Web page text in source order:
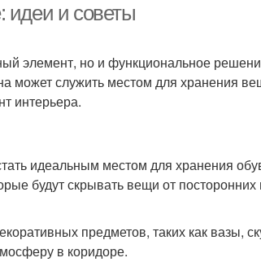
и советы
элемент, но и функциональное
может служить местом для хранения
интерьера.
идеальным местом для хранения
будут скрывать вещи от посторонних
предметов, таких как вазы,
в коридоре.